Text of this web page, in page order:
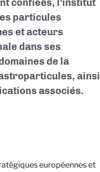
confiées, l'institut
particules
et acteurs
dans ses
de la
ainsi
associés.
européennes et